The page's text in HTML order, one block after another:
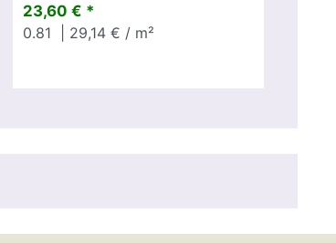
23,60 € *
0.81
| 29,14 € / m²